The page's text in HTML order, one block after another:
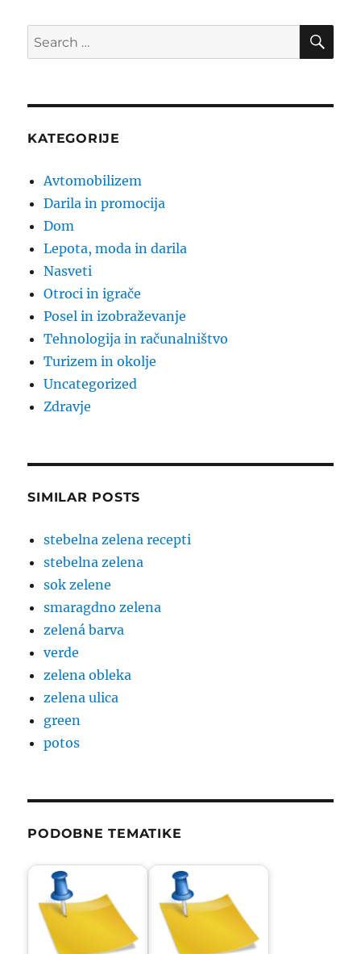
Search
for:
KATEGORIJE
Avtomobilizem
Darila in promocija
Dom
Lepota, moda in darila
Nasveti
Otroci in igrače
Posel in izobraževanje
Tehnologija in računalništvo
Turizem in okolje
Uncategorized
Zdravje
SIMILAR POSTS
stebelna zelena recepti
stebelna zelena
sok zelene
smaragdno zelena
zelená barva
verde
zelena obleka
zelena ulica
green
potos
PODOBNE TEMATIKE